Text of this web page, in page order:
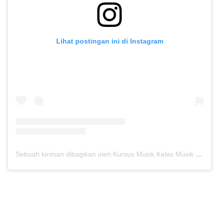
Lihat postingan ini di Instagram
Sebuah kiriman dibagikan oleh Kursus Musik Kelas Musik (@kelasmusik)